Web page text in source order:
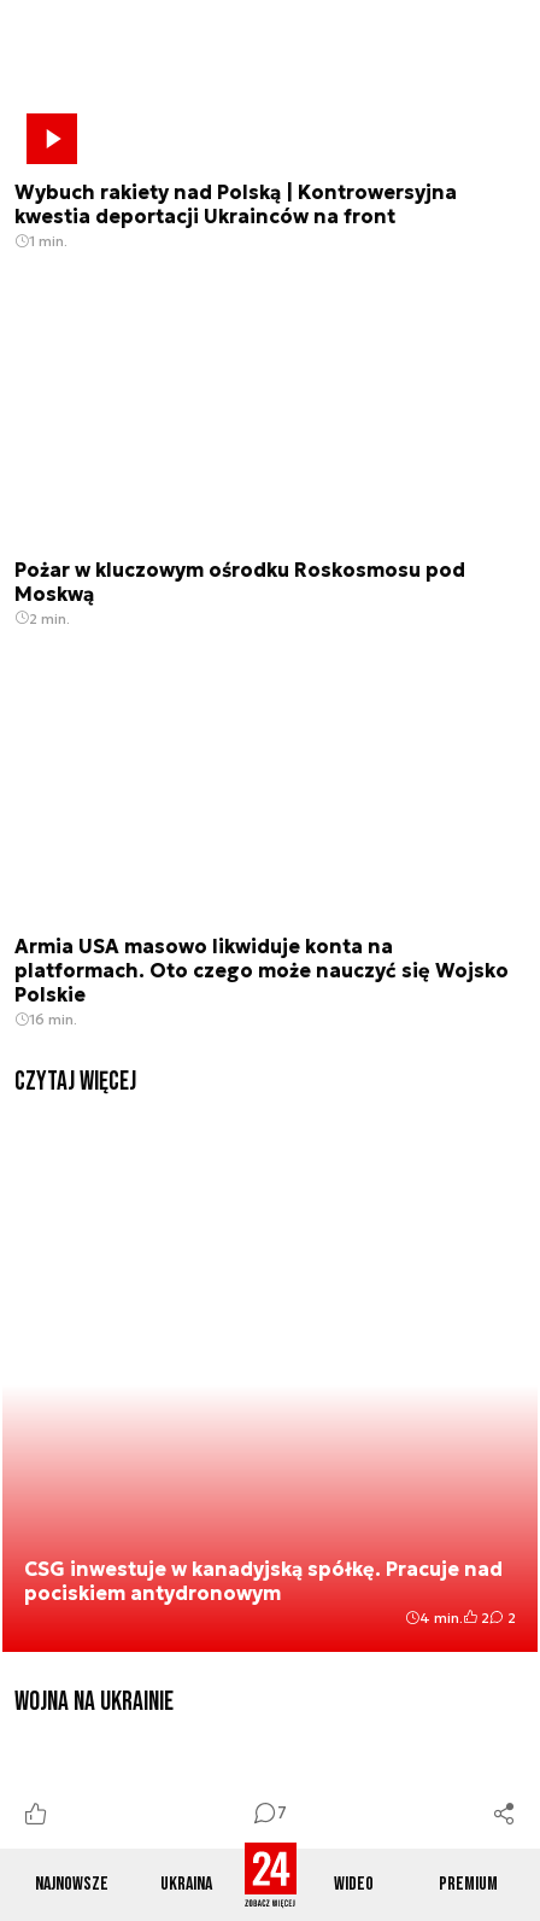
Najnowsze Ukraina Wideo Premium
7
Wybuch rakiety nad Polską | Kontrowersyjna
kwestia deportacji Ukrainców na front
1 min.
Pożar w kluczowym ośrodku Roskosmosu pod
Moskwą
2 min.
Armia USA masowo likwiduje konta na
platformach. Oto czego może nauczyć się Wojsko
Polskie
16 min.
czytaj więcej
CSG inwestuje w kanadyjską spółkę. Pracuje nad
pociskiem antydronowym
4 min. 2 2
Wojna na Ukrainie